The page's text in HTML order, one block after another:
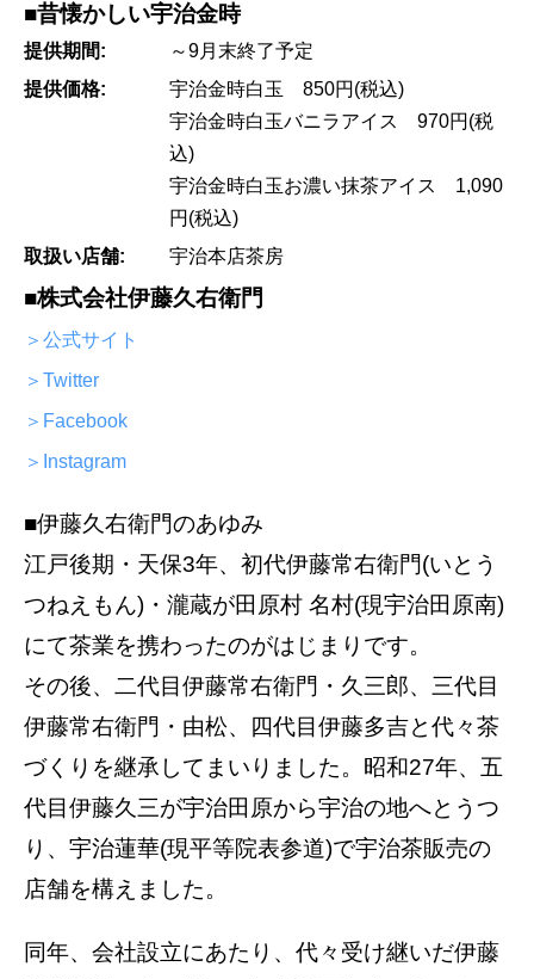
■昔懐かしい宇治金時
提供期間:
～9月末終了予定
提供価格:
宇治金時白玉 850円(税込)
宇治金時白玉バニラアイス 970円(税
込)
宇治金時白玉お濃い抹茶アイス 1,090
円(税込)
取扱い店舗:
宇治本店茶房
■株式会社伊藤久右衛門
＞公式サイト
＞Twitter
＞Facebook
＞Instagram
■伊藤久右衛門のあゆみ
江戸後期・天保3年、初代伊藤常右衛門(いとう
つねえもん)・瀧蔵が田原村 名村(現宇治田原南)
にて茶業を携わったのがはじまりです。
その後、二代目伊藤常右衛門・久三郎、三代目
伊藤常右衛門・由松、四代目伊藤多吉と代々茶
づくりを継承してまいりました。昭和27年、五
代目伊藤久三が宇治田原から宇治の地へとうつ
り、宇治蓮華(現平等院表参道)で宇治茶販売の
店舗を構えました。
同年、会社設立にあたり、代々受け継いだ伊藤